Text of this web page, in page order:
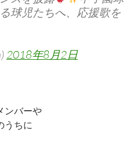
球児たちへ、応援歌を
2018年8月2日
ンバーや
うちに